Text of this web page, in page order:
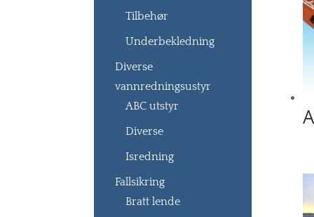
Tilbehør
Underbekledning
Diverse
vannredningsustyr
ABC utstyr
Diverse
Isredning
Fallsikring
Bratt lende